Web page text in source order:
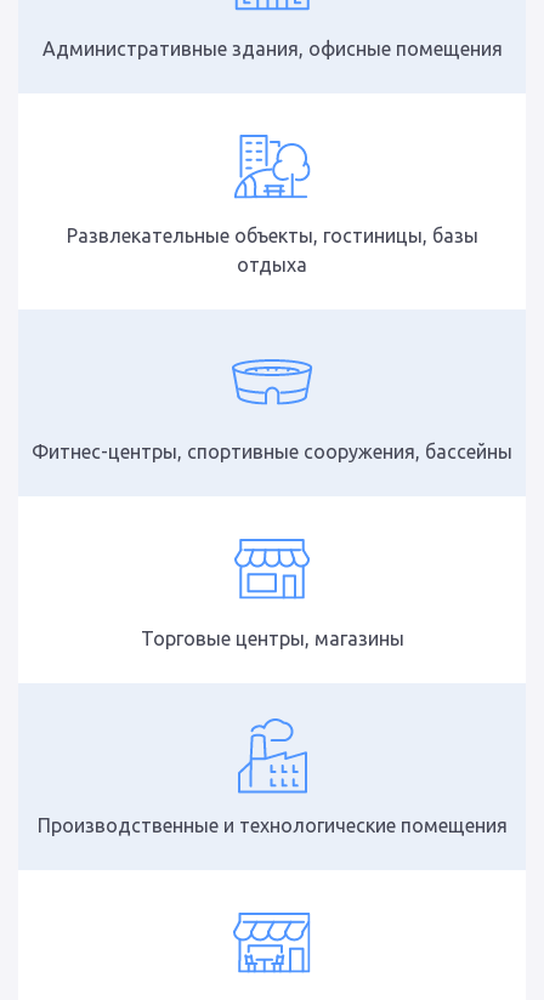
Административные здания, офисные помещения
Развлекательные объекты, гостиницы, базы
отдыха
Фитнес-центры, спортивные сооружения, бассейны
Торговые центры, магазины
Производственные и технологические помещения